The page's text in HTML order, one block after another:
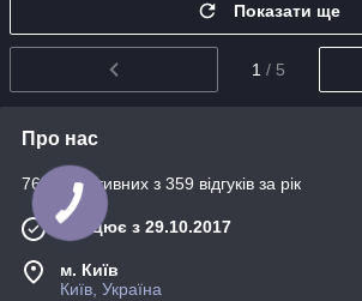
Показати ще
1 / 5
Про нас
76% позитивних з 359 відгуків за рік
Працює з 29.10.2017
м. Київ
Київ, Україна